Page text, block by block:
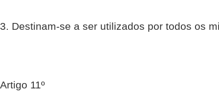
3. Destinam-se a ser utilizados por todos os
Artigo 11º